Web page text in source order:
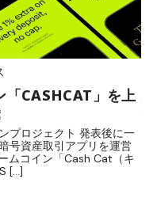
「CASHCAT」を上
プロジェクト 発表後に一
号資産取引アプリを運営
ムコイン「Cash Cat（キ
[…]